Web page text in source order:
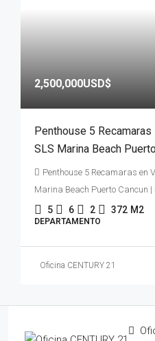
2,500,000USD$
Penthouse 5
SLS Marina Beach
Penthouse 5 Recamaras en
Marina Beach Puerto Cancun |
5 6 2 372 M2
DEPARTAMENTO
Oficina CENTURY 21